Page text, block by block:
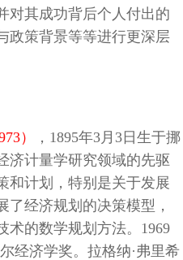
对其成功背后个人付出的
政策背景等等进行更深层
）
，1895年3月3日生于挪
济计量学研究领域的先驱
和计划，特别是关于发展
了经济规划的决策模型，
术的数学规划方法。1969
经济学奖。 拉格纳·弗里希